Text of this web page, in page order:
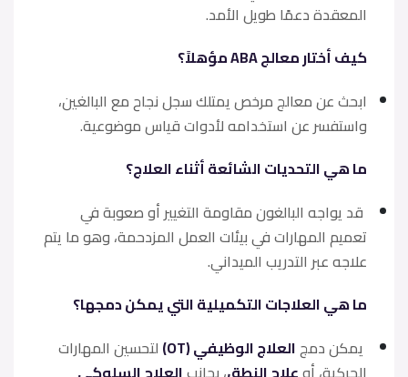
المعقدة دعمًا طويل الأمد.
كيف أختار معالج ABA مؤهلاً؟
ابحث عن معالج مرخص يمتلك سجل نجاح مع البالغين،
واستفسر عن استخدامه لأدوات قياس موضوعية.
ما هي التحديات الشائعة أثناء العلاج؟
قد يواجه البالغون مقاومة التغيير أو صعوبة في
تعميم المهارات في بيئات العمل المزدحمة، وهو ما يتم
علاجه عبر التدريب الميداني.
ما هي العلاجات التكميلية التي يمكن دمجها؟
يمكن دمجالعلاج الوظيفي (OT)
لتحسين المهارات